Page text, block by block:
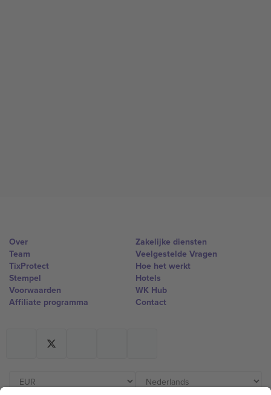
Over
Team
TixProtect
Stempel
Voorwaarden
Affiliate programma
Zakelijke diensten
Veelgestelde Vragen
Hoe het werkt
Hotels
WK Hub
Contact